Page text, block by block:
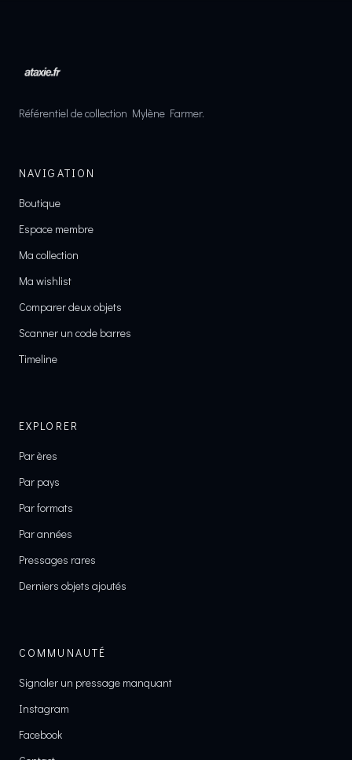
Référentiel de collection Mylène Farmer.
NAVIGATION
Boutique
Espace membre
Ma collection
Ma wishlist
Comparer deux objets
Scanner un code barres
Timeline
EXPLORER
Par ères
Par pays
Par formats
Par années
Pressages rares
Derniers objets ajoutés
COMMUNAUTÉ
Signaler un pressage manquant
Instagram
Facebook